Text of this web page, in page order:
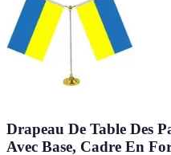
Drapeau De Table Des
Avec Base, Cadre En